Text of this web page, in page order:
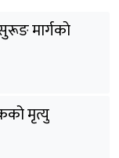
मार्गकाे
मृत्यु